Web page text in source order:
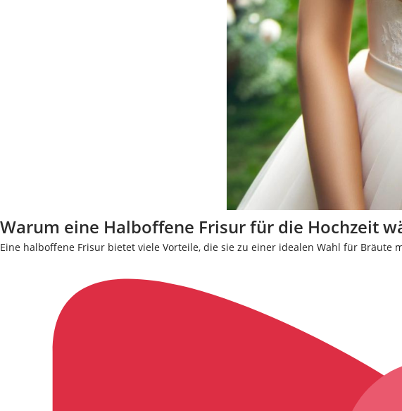
Warum eine Halboffene Frisur für die Hochzeit
Eine halboffene Frisur bietet viele Vorteile, die sie zu einer idealen Wahl für